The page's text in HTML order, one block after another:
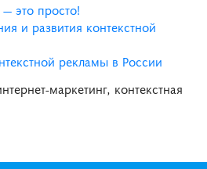
это просто!
и развития контекстной
рекламы в России
маркетинг, контекстная